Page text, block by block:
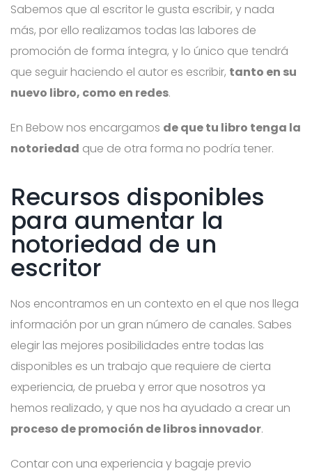
Sabemos que al escritor le gusta escribir, y nada
más, por ello realizamos todas las labores de
promoción de forma íntegra, y lo único que tendrá
que seguir haciendo el autor es escribir, tanto en su
nuevo libro, como en redes.
En Bebow nos encargamos de que tu libro tenga la
notoriedad que de otra forma no podría tener.
Recursos disponibles
para aumentar la
notoriedad de un
escritor
Nos encontramos en un contexto en el que nos llega
información por un gran número de canales. Sabes
elegir las mejores posibilidades entre todas las
disponibles es un trabajo que requiere de cierta
experiencia, de prueba y error que nosotros ya
hemos realizado, y que nos ha ayudado a crear un
proceso de promoción de libros innovador.
Contar con una experiencia y bagaje previo